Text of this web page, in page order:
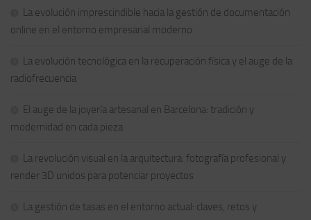
La evolución imprescindible hacia la gestión de documentación
online en el entorno empresarial moderno
La evolución tecnológica en la recuperación física y el auge de la
radiofrecuencia
El auge de la joyería artesanal en Barcelona: tradición y
modernidad en cada pieza
La revolución visual en la arquitectura: fotografía profesional y
render 3D unidos para potenciar proyectos
La gestión de tasas en el entorno actual: claves, retos y